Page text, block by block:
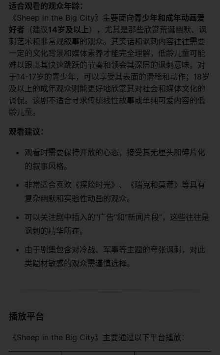
​适合观看的观众年龄：​
《Sheep in the Big City》主要面向​​青少年和成年动画爱
好者​ ​（建议​​14岁及以上​​），尤其是那些欣赏荒诞幽默、讽
刺艺术和非常规叙事的观众。其笑话和讽刺内容往往需要
一定的文化背景和媒体素养才能完全理解，低龄儿童可能
难以跟上其快速跳跃的节奏和领会其深层的讽刺意味。对
于14-17岁的青少年，可以享受其表面的滑稽和动作；18岁
及以上的成年观众则能更好地欣赏其对社会和媒体文化的
调侃。该剧不适合寻求传统线性故事或单纯可爱内容的低
龄儿童。
​观看建议：​
观看时需要保持开放的心态，接受其无厘头和碎片化
的叙事风格。
非常适合喜欢《探险时光》、《瑞克和莫蒂》等具有
复杂幽默和实验性动画的观众。
可以关注剧中插入的“广告”和“新闻片段”，这些往往是
讽刺的精华所在。
由于剧集包含对冷战、军事等主题的夸张讽刺，对此
类题材敏感的观众需谨慎选择。
播放平台
《Sheep in the Big City》主要通过以下平台播放：